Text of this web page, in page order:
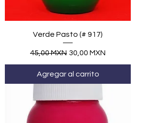
Verde Pasto (# 917)
Precio
45,00 MXN Precio de oferta
30,00 MXN
Agregar al carrito